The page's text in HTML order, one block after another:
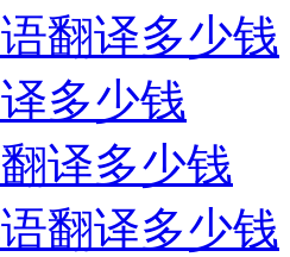
翻译多少钱
多少钱
译多少钱
翻译多少钱